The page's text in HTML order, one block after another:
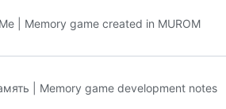
| Memory game created in MUROM
| Memory game development notes